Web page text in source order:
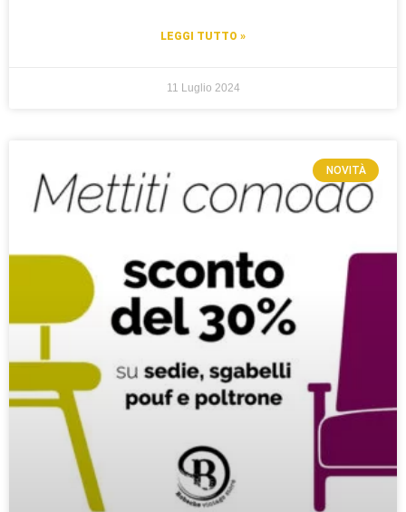
LEGGI TUTTO »
11 Luglio 2024
NOVITÀ